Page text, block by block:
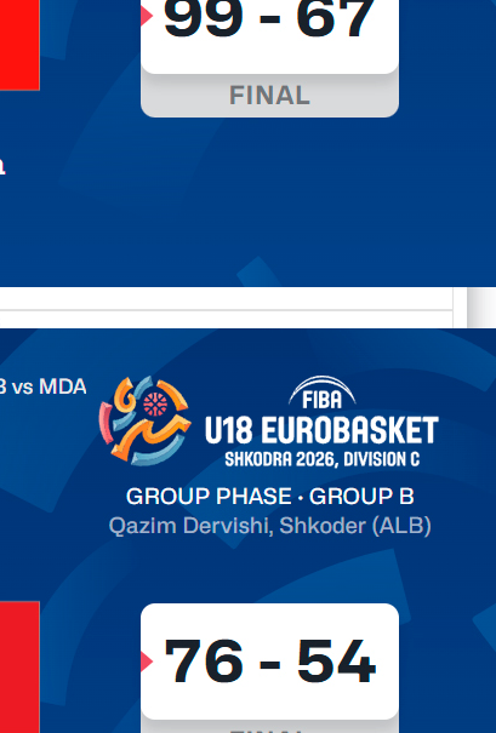
Albania vs Moldova FIBA U18 EuroBasket 2026,
Выберите Обзор Статистика Матч сыгран 0